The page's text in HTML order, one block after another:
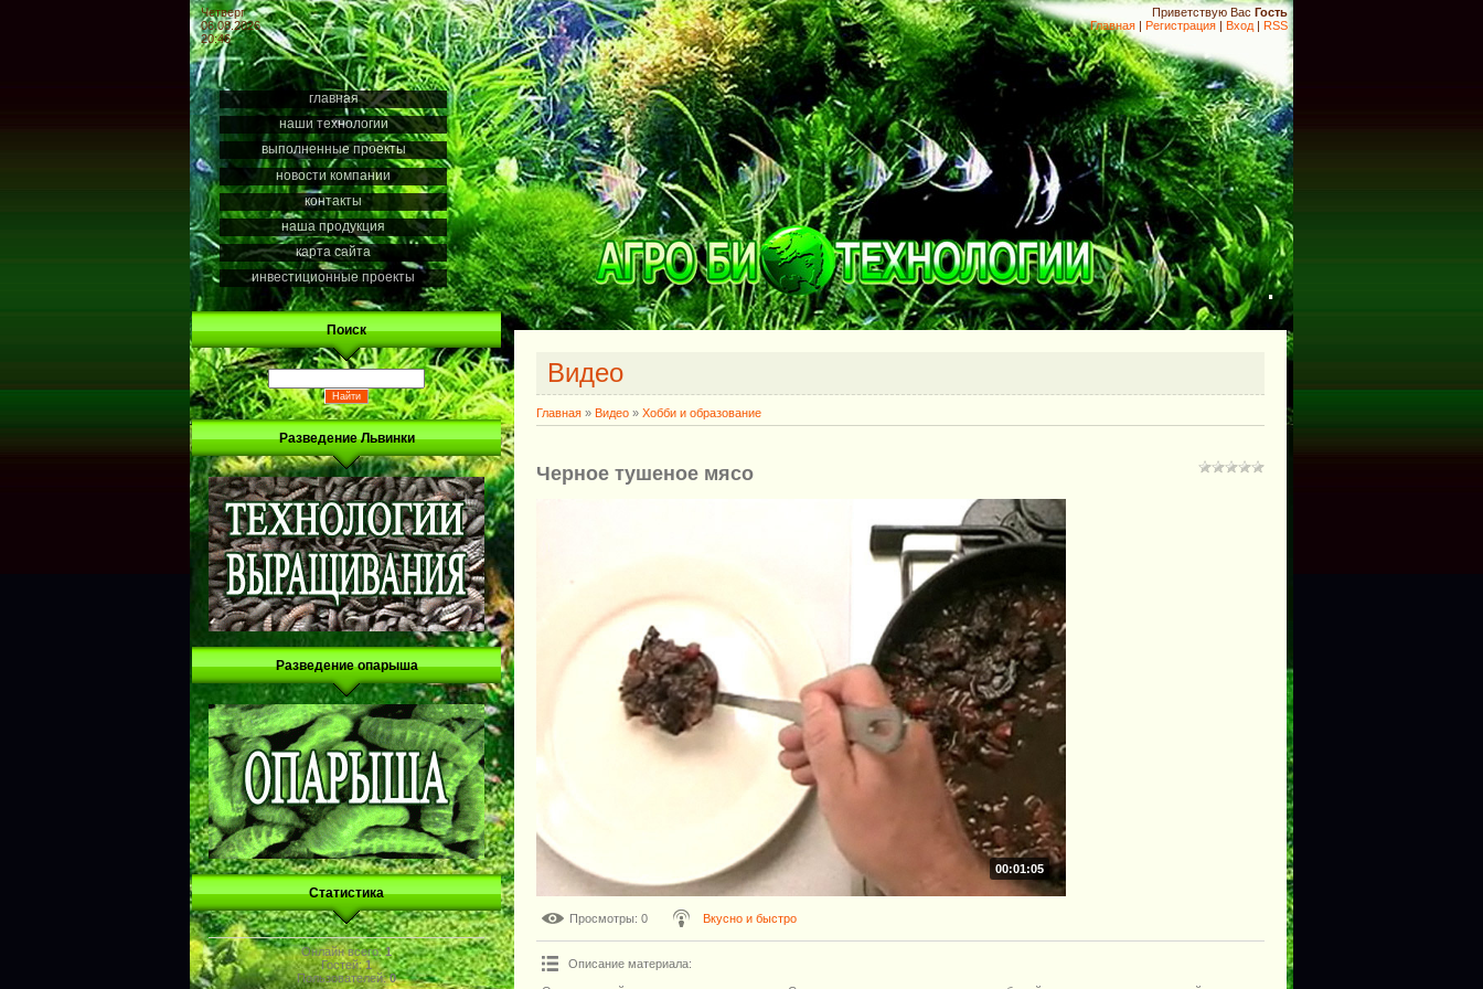
Четверг
06.08.2026
20:46
Приветствую Вас Гость
Главная | Регистрация | Вход | RSS
главная
наши технологии
выполненные проекты
новости компании
контакты
наша продукция
карта сайта
инвестиционные проекты
Поиск
Разведение Львинки
Разведение опарыша
Статистика
Онлайн всего:1
Гостей:1
Пользователей:0
.
Видео
Главная » Видео » Хобби и образование
Черное тушеное мясо
00:01:05
Просмотры: 0 Вкусно и быстро
Описание материала: